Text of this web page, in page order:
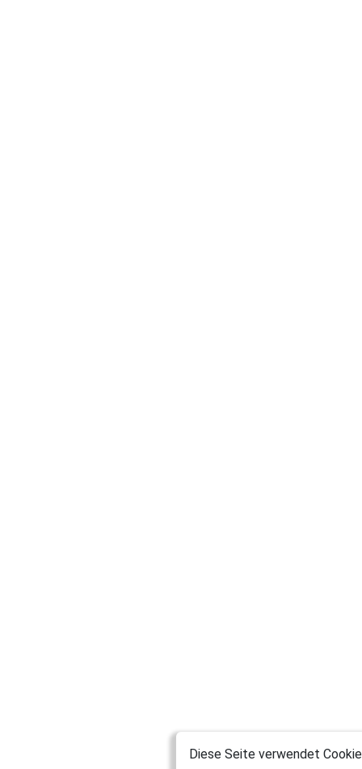
Diese Seite verwendet